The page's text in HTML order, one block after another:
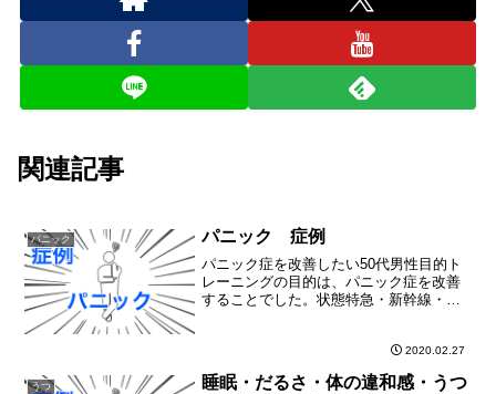
関連記事
パニック パニック 症例
パニック症を改善したい50代男性目的ト
レーニングの目的は、パニック症を改善
することでした。状態特急・新幹線・飛
ントロールできないところはダメ仕事の
ストレスで一杯一杯に...
2020.02.27
うつ
睡眠・だるさ・体の違和感・うつ